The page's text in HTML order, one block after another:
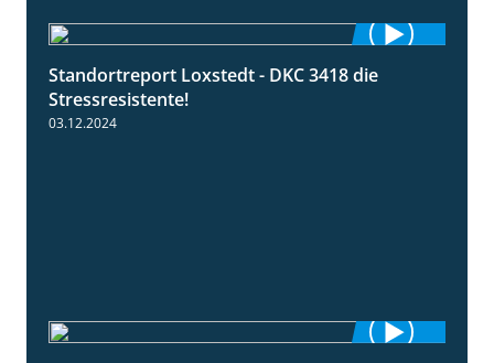
1:04
Standortreport Loxstedt - DKC 3418 die
Stressresistente!
03.12.2024